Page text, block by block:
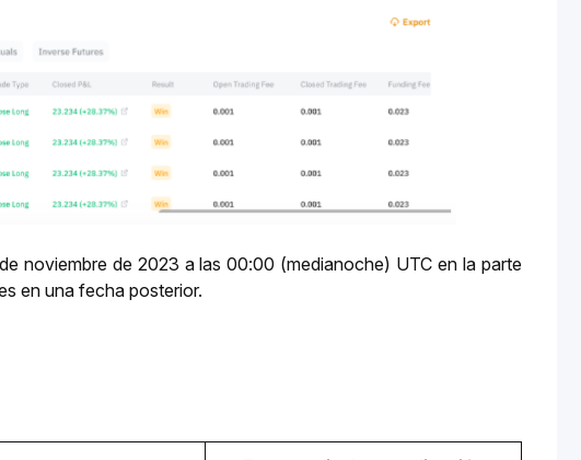
noviembre de 2023 a las 00:00 (medianoche) UTC en la parte
en una fecha posterior.